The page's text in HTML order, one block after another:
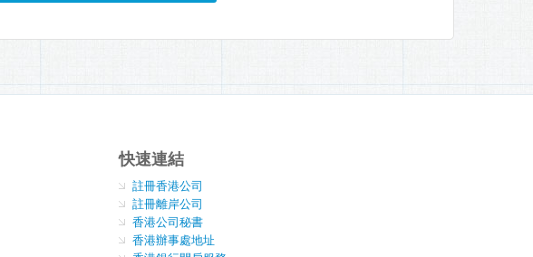
快速連結
註冊香港公司
註冊離岸公司
香港公司秘書
香港辦事處地址